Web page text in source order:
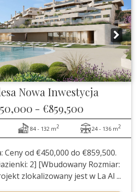
Nowa Inwestycja
- €859,500
84 - 132 m2 24 - 136 m2
Ceny od €450,000 do €859,500.
2] [Wbudowany Rozmiar:
zlokalizowany jest w La Al ...